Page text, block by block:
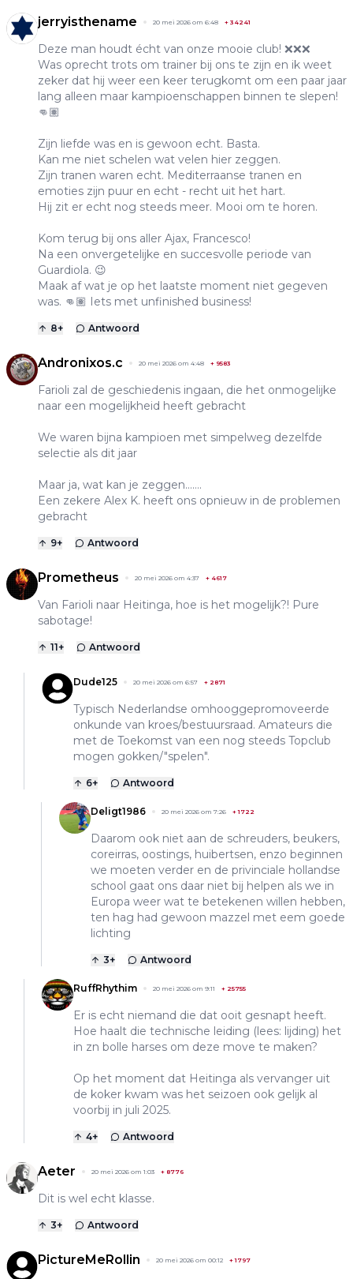
jerryisthename 20 mei 2026 om 6:48 + 34241
Deze man houdt écht van onze mooie club! ❌❌❌
Was oprecht trots om trainer bij ons te zijn en ik weet
zeker dat hij weer een keer terugkomt om een paar jaar
lang alleen maar kampioenschappen binnen te slepen!
👊🏽
Zijn liefde was en is gewoon echt. Basta.
Kan me niet schelen wat velen hier zeggen.
Zijn tranen waren echt. Mediterraanse tranen en
emoties zijn puur en echt - recht uit het hart.
Hij zit er echt nog steeds meer. Mooi om te horen.
Kom terug bij ons aller Ajax, Francesco!
Na een onvergetelijke en succesvolle periode van
Guardiola. 😉
Maak af wat je op het laatste moment niet gegeven
was. 👊🏽 Iets met unfinished business!
8+ Antwoord
Andronixos.c 20 mei 2026 om 4:48 + 9583
Farioli zal de geschiedenis ingaan, die het onmogelijke
naar een mogelijkheid heeft gebracht
We waren bijna kampioen met simpelweg dezelfde
selectie als dit jaar
Maar ja, wat kan je zeggen…….
Een zekere Alex K. heeft ons opnieuw in de problemen
gebracht
9+ Antwoord
Prometheus 20 mei 2026 om 4:37 + 4617
Van Farioli naar Heitinga, hoe is het mogelijk?! Pure
sabotage!
11+ Antwoord
Dude125 20 mei 2026 om 6:57 + 2871
Typisch Nederlandse omhooggepromoveerde
onkunde van kroes/bestuursraad. Amateurs die
met de Toekomst van een nog steeds Topclub
mogen gokken/"spelen".
6+ Antwoord
Deligt1986 20 mei 2026 om 7:26 +1722
Daarom ook niet aan de schreuders, beukers,
coreirras, oostings, huibertsen, enzo beginnen
we moeten verder en de privinciale hollandse
school gaat ons daar niet bij helpen als we in
Europa weer wat te betekenen willen hebben,
ten hag had gewoon mazzel met eem goede
lichting
3+ Antwoord
RuffRhythim 20 mei 2026 om 9:11 + 25755
Er is echt niemand die dat ooit gesnapt heeft.
Hoe haalt die technische leiding (lees: lijding) het
in zn bolle harses om deze move te maken?
Op het moment dat Heitinga als vervanger uit
de koker kwam was het seizoen ook gelijk al
voorbij in juli 2025.
4+ Antwoord
Aeter 20 mei 2026 om 1:03 + 8776
Dit is wel echt klasse.
3+ Antwoord
PictureMeRollin 20 mei 2026 om 00:12 +1797